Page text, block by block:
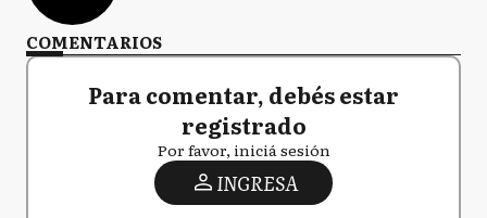
COMENTARIOS
Para comentar, debés estar
registrado
Por favor, iniciá sesión
INGRESA